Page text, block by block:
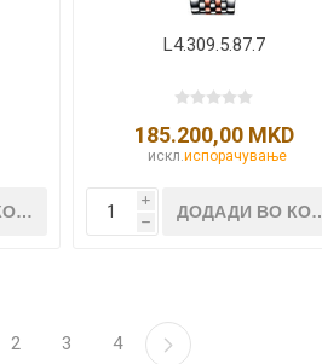
L4.309.5.87.7
185.200,00 MKD
искл.испорачување
i
h
2 3 4